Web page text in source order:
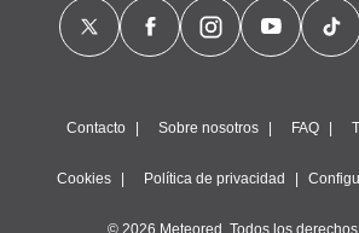
Contacto Sobre nosotros FAQ
Cookies Política de privacidad
© 2026 Meteored. Todos los